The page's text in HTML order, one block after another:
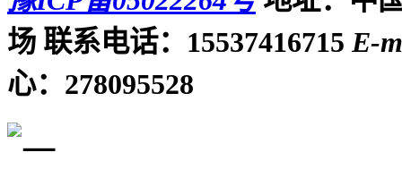
场 联系电话：15537416715 E-
心：278095528